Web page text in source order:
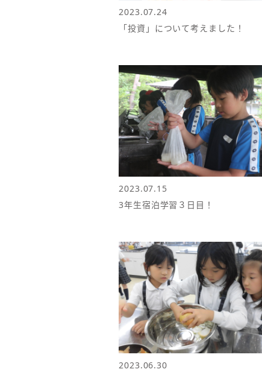
2023.07.24
「投資」について考えました！
2023.07.15
3年生宿泊学習３日目！
2023.06.30